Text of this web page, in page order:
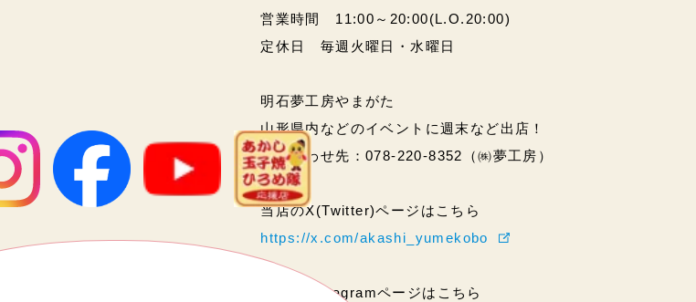
営業時間 11:00～20:00(L.O.20:00)
定休日 毎週火曜日・水曜日
明石夢工房やまがた
山形県内などのイベントに週末など出店！
問い合わせ先：078-220-8352（㈱夢工房）
当店のX(Twitter)ページはこちら
https://x.com/akashi_yumekobo
当店のInstagramページはこちら